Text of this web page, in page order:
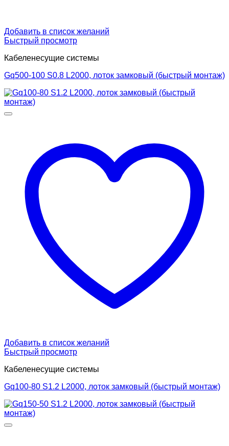
Добавить в список желаний
Быстрый просмотр
Кабеленесущие системы
Gq500-100 S0.8 L2000, лоток замковый (быстрый монтаж)
Добавить в список желаний
Быстрый просмотр
Кабеленесущие системы
Gq100-80 S1.2 L2000, лоток замковый (быстрый монтаж)